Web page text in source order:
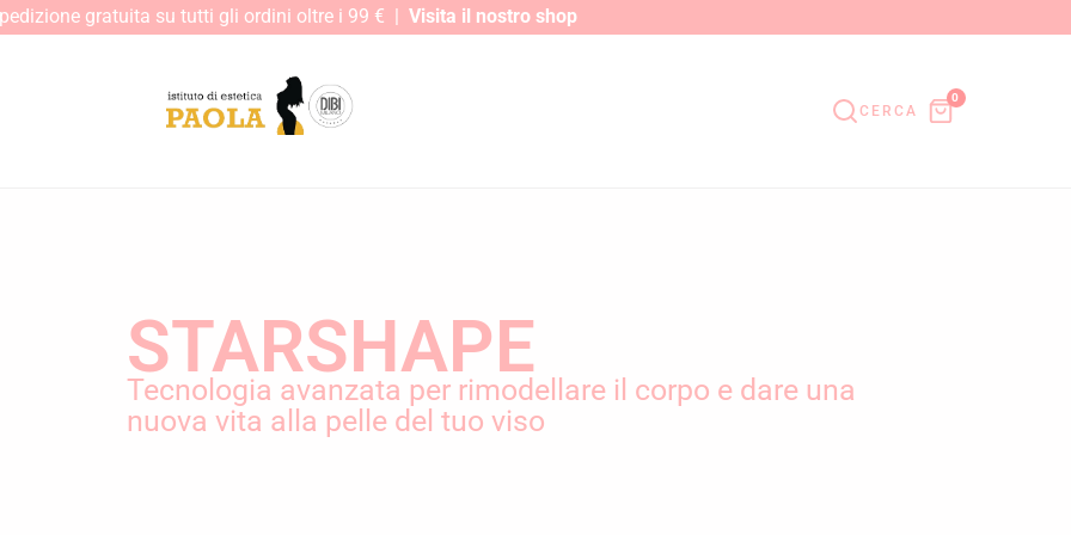
gratuita su tutti gli ordini oltre i 99 € | Visita il nostro shop
CERCA
0
STARSHAPE
Tecnologia avanzata per rimodellare il corpo e dare una
nuova vita alla pelle del tuo viso